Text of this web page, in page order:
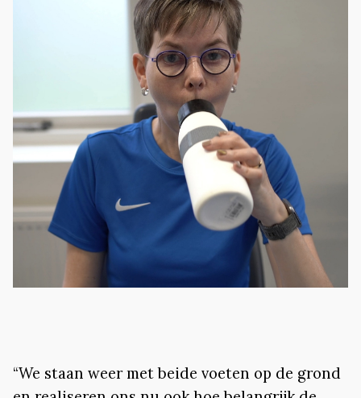
“We staan weer met beide voeten op de grond